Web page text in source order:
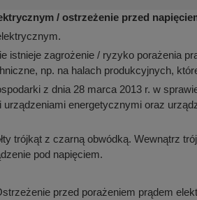
/ ostrzeżenie przed
istnieje zagrożenie / ryzyko porażenia
np. na halach produkcyjnych,
z dnia 28 marca 2013 r. w
energetycznymi oraz
trójkąt z czarną obwódką. Wewnątrz
pod napięciem.
przed porażeniem prądem